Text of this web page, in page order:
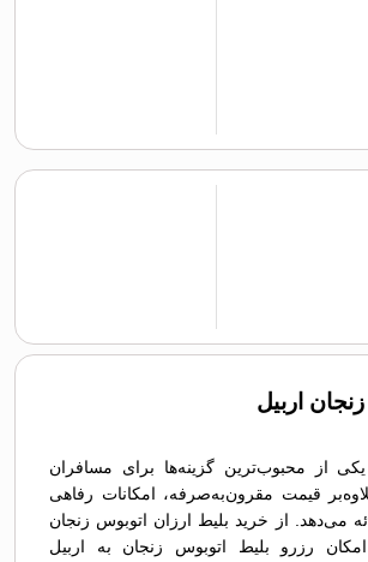
اربیل
از محبوب‌ترین گزینه‌ها برای مسافران
قیمت مقرون‌به‌صرفه، امکانات رفاهی
می‌دهد. از خرید بلیط ارزان اتوبوس زنجان
رزرو بلیط اتوبوس زنجان به اربیل